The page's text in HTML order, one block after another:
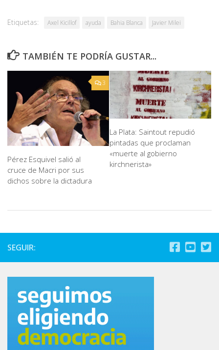
Etiquetas: Axel Kicillof ayuda Bahia Blanca Javier Milei
TAMBIÉN TE PODRÍA GUSTAR...
3
Pérez Esquivel salió al
cruce de Macri por sus
dichos sobre la dictadura
La Plata: Saintout repudió
pintadas que proclaman
«muerte al gobierno
kirchnerista»
SEGUIR: